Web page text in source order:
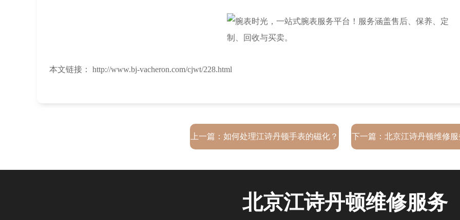
本文链接： http://www.bj-vacheron.com/cjwt/228.html
上一篇： 如何处理江诗丹顿手表的磁化？ 下一篇：北京江诗丹顿维修
北京江诗丹顿维修服务